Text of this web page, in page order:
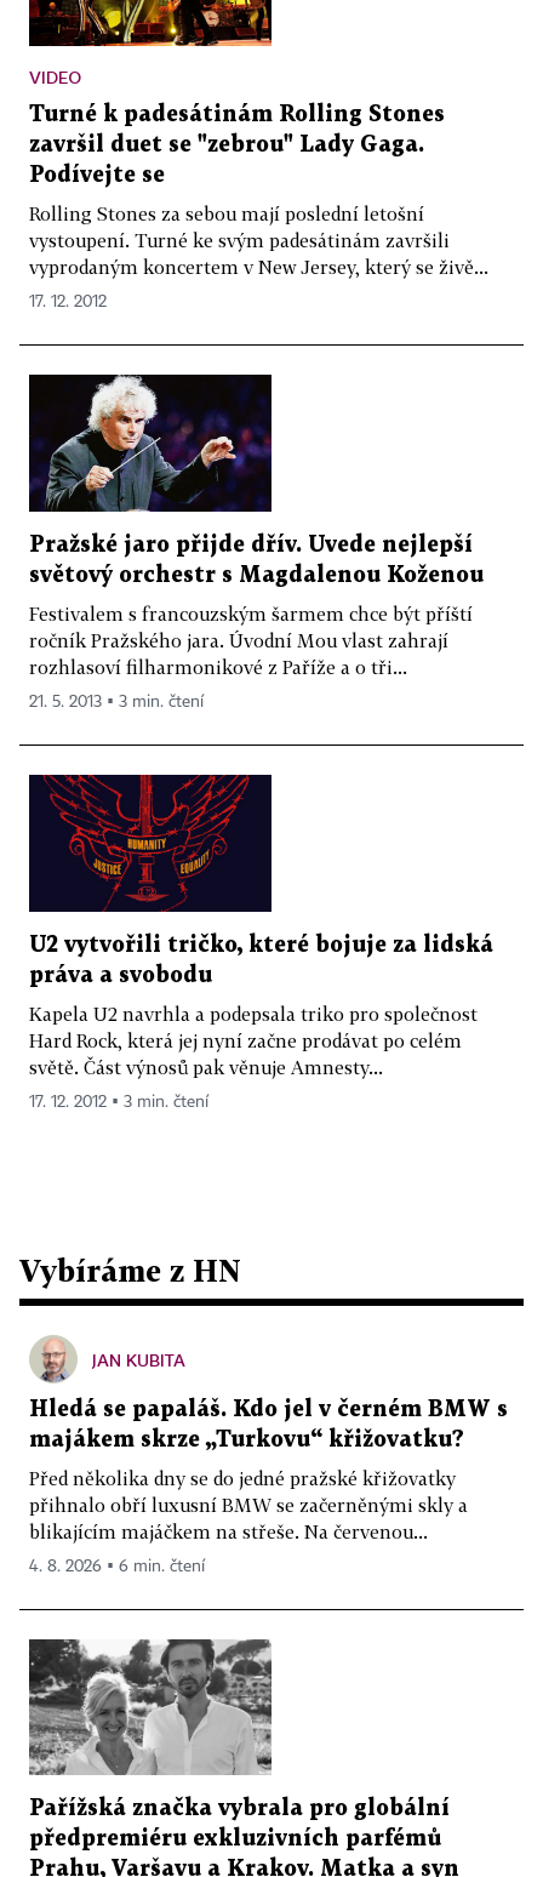
VIDEO
Turné k padesátinám Rolling Stones
završil duet se "zebrou" Lady Gaga.
Podívejte se
Rolling Stones za sebou mají poslední letošní
vystoupení. Turné ke svým padesátinám završili
vyprodaným koncertem v New Jersey, který se živě...
17. 12. 2012
Pražské jaro přijde dřív. Uvede nejlepší
světový orchestr s Magdalenou Koženou
Festivalem s francouzským šarmem chce být příští
ročník Pražského jara. Úvodní Mou vlast zahrají
rozhlasoví filharmonikové z Paříže a o tři...
21. 5. 2013 ▪ 3 min. čtení
U2 vytvořili tričko, které bojuje za lidská
práva a svobodu
Kapela U2 navrhla a podepsala triko pro společnost
Hard Rock, která jej nyní začne prodávat po celém
světě. Část výnosů pak věnuje Amnesty...
17. 12. 2012 ▪ 3 min. čtení
Vybíráme z HN
JAN KUBITA
Hledá se papaláš. Kdo jel v černém BMW s
majákem skrze „Turkovu“ křižovatku?
Před několika dny se do jedné pražské křižovatky
přihnalo obří luxusní BMW se začerněnými skly a
blikajícím majáčkem na střeše. Na červenou...
4. 8. 2026 ▪ 6 min. čtení
Pařížská značka vybrala pro globální
předpremiéru exkluzivních parfémů
Prahu, Varšavu a Krakov. Matka a syn